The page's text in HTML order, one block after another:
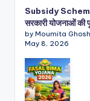
Subsidy
सरकारी योजनाओं की
by Moumita Ghosh
May 8, 2026